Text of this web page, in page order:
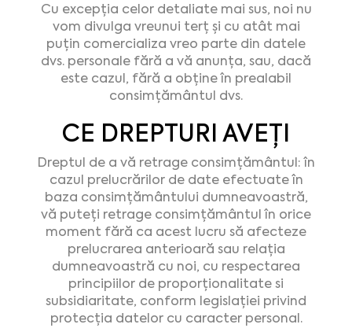
Cu excepția celor detaliate mai sus, noi nu
vom divulga vreunui terț şi cu atât mai
puțin comercializa vreo parte din datele
dvs. personale fără a vă anunța, sau, dacă
este cazul, fără a obține în prealabil
consimțământul dvs.
CE DREPTURI AVEȚI
Dreptul de a vă retrage consimțământul: în
cazul prelucrărilor de date efectuate în
baza consimțământului dumneavoastră,
vă puteți retrage consimțământul în orice
moment fără ca acest lucru să afecteze
prelucrarea anterioară sau relația
dumneavoastră cu noi, cu respectarea
principiilor de proporționalitate si
subsidiaritate, conform legislației privind
protecția datelor cu caracter personal.